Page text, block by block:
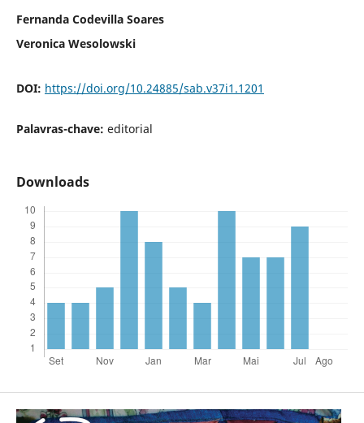
Fernanda Codevilla Soares
Veronica Wesolowski
DOI: https://doi.org/10.24885/sab.v37i1.1201
Palavras-chave: editorial
Downloads